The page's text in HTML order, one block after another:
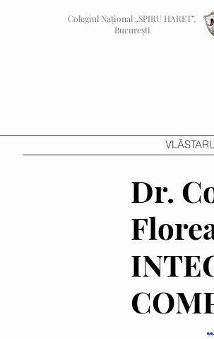
Colegiul Național „SPIRU HARET”,
București
Dr.